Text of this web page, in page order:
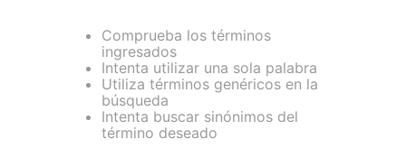
Comprueba los términos
ingresados
Intenta utilizar una sola palabra
Utiliza términos genéricos en la
búsqueda
Intenta buscar sinónimos del
término deseado